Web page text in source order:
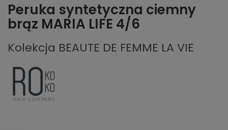
Peruka syntetyczna ciemny
brąz MARIA LIFE 4/6
Kolekcja BEAUTE DE FEMME LA VIE